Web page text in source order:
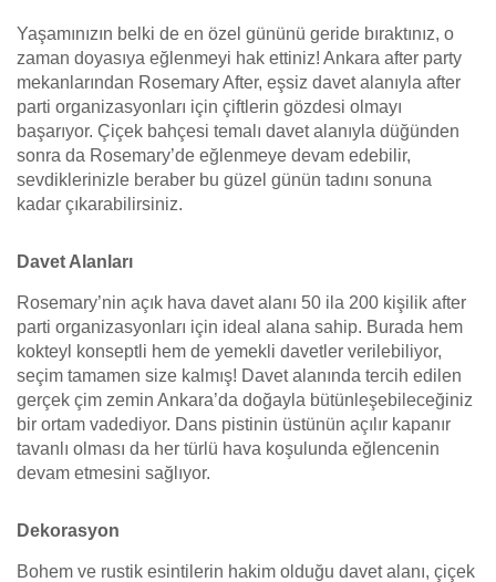
Yaşamınızın belki de en özel gününü geride bıraktınız, o
zaman doyasıya eğlenmeyi hak ettiniz! Ankara after party
mekanlarından Rosemary After, eşsiz davet alanıyla after
parti organizasyonları için çiftlerin gözdesi olmayı
başarıyor. Çiçek bahçesi temalı davet alanıyla düğünden
sonra da Rosemary’de eğlenmeye devam edebilir,
sevdiklerinizle beraber bu güzel günün tadını sonuna
kadar çıkarabilirsiniz.
Davet Alanları
Rosemary’nin açık hava davet alanı 50 ila 200 kişilik after
parti organizasyonları için ideal alana sahip. Burada hem
kokteyl konseptli hem de yemekli davetler verilebiliyor,
seçim tamamen size kalmış! Davet alanında tercih edilen
gerçek çim zemin Ankara’da doğayla bütünleşebileceğiniz
bir ortam vadediyor. Dans pistinin üstünün açılır kapanır
tavanlı olması da her türlü hava koşulunda eğlencenin
devam etmesini sağlıyor.
Dekorasyon
Bohem ve rustik esintilerin hakim olduğu davet alanı, çiçek